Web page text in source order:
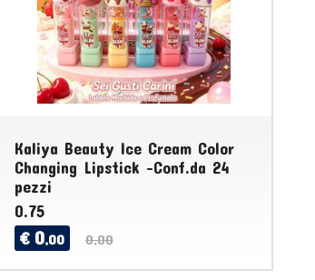
Kaliya Beauty Ice Cream Color
Changing Lipstick -Conf.da 24
pezzi
0.75
€ 0,00 0,00